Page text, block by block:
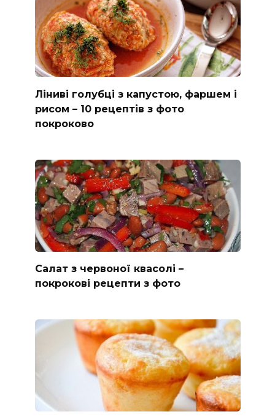
Ліниві голубці з капустою, фаршем і
рисом – 10 рецептів з фото
покроково
Салат з червоної квасолі –
покрокові рецепти з фото